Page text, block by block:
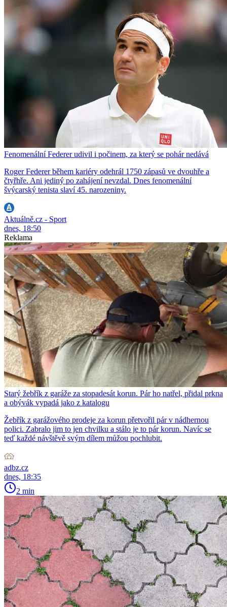
Fenomenální Federer udivil i počinem, za který se pohár nedává
Roger Federer během kariéry odehrál 1750 zápasů ve dvouhře a
čtyřhře. Ani jediný po zahájení nevzdal. Dnes fenomenální
švýcarský tenista slaví 45. narozeniny.
Aktuálně.cz - Sport
dnes, 18:50
Reklama
Starý žebřík z garáže za stopadesát korun. Pár ho natřel, přidal prkna
a obývák vypadá jako z katalogu
Žebřík z garážového prodeje za korun přetvořil pár v nádhernou
polici. Zabralo jim to jen chvilku a stálo je to pár korun. Navíc se
teď každé návštěvě svým dílem můžou pochlubit.
adbz.cz
dnes, 18:35
2 min